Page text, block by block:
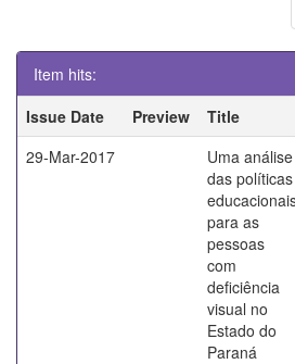
Item hits:
Issue Date
Preview Title
29-Mar-2017
Uma análise
das políticas
para as
pessoas
com
deficiência
visual no
Estado do
Paraná